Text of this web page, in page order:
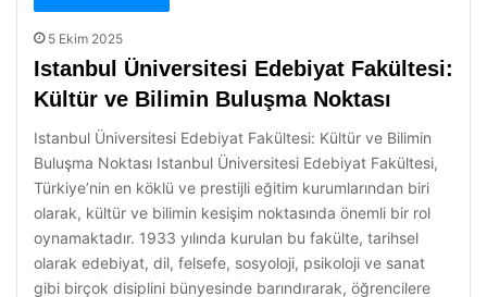
5 Ekim 2025
Istanbul Üniversitesi Edebiyat Fakültesi:
Kültür ve Bilimin Buluşma Noktası
Istanbul Üniversitesi Edebiyat Fakültesi: Kültür ve Bilimin
Buluşma Noktası Istanbul Üniversitesi Edebiyat Fakültesi,
Türkiye’nin en köklü ve prestijli eğitim kurumlarından biri
olarak, kültür ve bilimin kesişim noktasında önemli bir rol
oynamaktadır. 1933 yılında kurulan bu fakülte, tarihsel
olarak edebiyat, dil, felsefe, sosyoloji, psikoloji ve sanat
gibi birçok disiplini bünyesinde barındırarak, öğrencilere